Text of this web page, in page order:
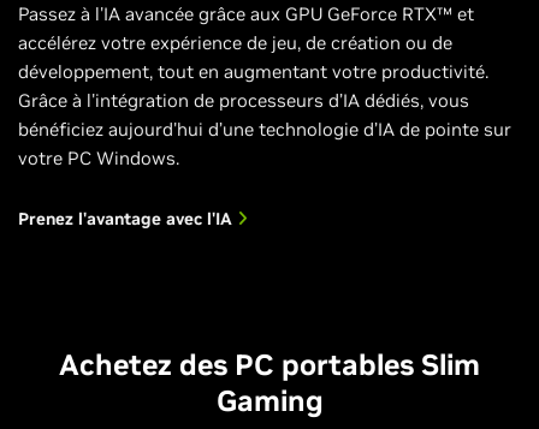
Passez à l'IA avancée grâce aux GPU GeForce RTX™ et
accélérez votre expérience de jeu, de création ou de
développement, tout en augmentant votre productivité.
Grâce à l'intégration de processeurs d’IA dédiés, vous
bénéficiez aujourd'hui d’une technologie d’IA de pointe sur
votre PC Windows.
Prenez l'avantage avec l'IA
Achetez des PC portables Slim
Gaming